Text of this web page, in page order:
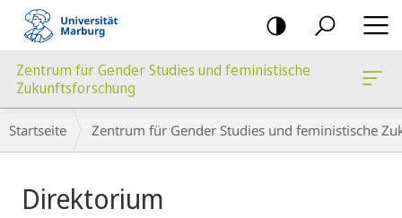
Mobile-
Navigation
Zentrum für Gender Studies und feministische
Zukunftsforschung
Hauptinhalt
Breadcrumb-
Navigation
Startseite Zentrum für Gender Studies und feministische
Direktorium